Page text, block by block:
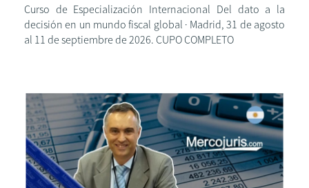
Curso de Especialización Internacional Del dato a la
decisión en un mundo fiscal global · Madrid, 31 de agosto
al 11 de septiembre de 2026. CUPO COMPLETO